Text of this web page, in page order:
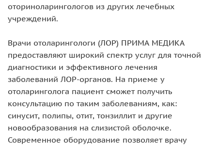
оториноларингологов из других лечебных
учреждений.
Врачи отоларингологи (ЛОР) ПРИМА МЕДИКА
предоставляют широкий спектр услуг для точной
диагностики и эффективного лечения
заболеваний ЛОР-органов. На приеме у
отоларинголога пациент сможет получить
консультацию по таким заболеваниям, как:
синусит, полипы, отит, тонзиллит и другие
новообразования на слизистой оболочке.
Современное оборудование позволяет врачу